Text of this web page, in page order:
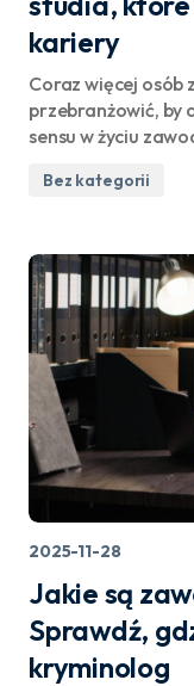
kariery
Coraz więcej osób
przebranżowić, by
sensu w życiu
Bez kategorii
2025-11-28
Jakie są
Sprawdź,
kryminolog